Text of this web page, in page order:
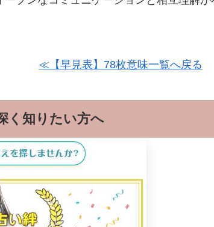
≪【早見表】78枚意味一覧へ戻る
く知りたい方へ